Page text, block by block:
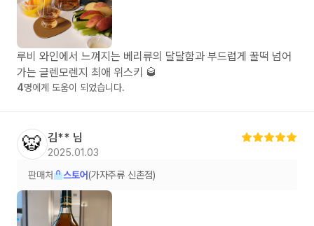
루비 와인에서 느껴지는 베리류의 달달함과 부드럽게 꿀떡 넘어
가는 글렌모렌지 최애 위스키 🥃
4명에게 도움이 되었습니다.
🐯 김** 님
2025.01.03
판매처 스토어 (가자주류 신촌점)